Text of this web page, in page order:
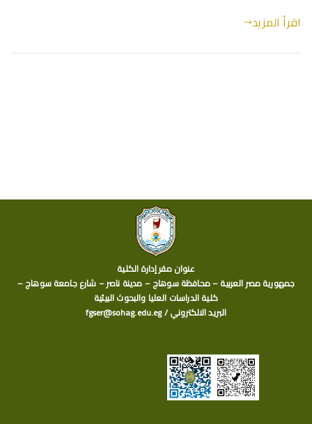
اقرأ المزيد
عنوان مقر إدارة الكلية
جمهورية مصر العربية – محافظة سوهاج – مدينة ناصر – شارع جامعة سوهاج –
كلية الدراسات العليا والبحوث البيئية
البريد الالكتروني / fgser@sohag.edu.eg